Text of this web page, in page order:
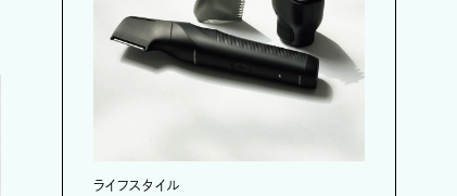
ライフスタイル